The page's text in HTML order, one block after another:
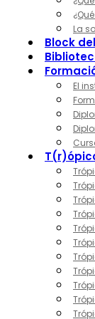
La
Block
El